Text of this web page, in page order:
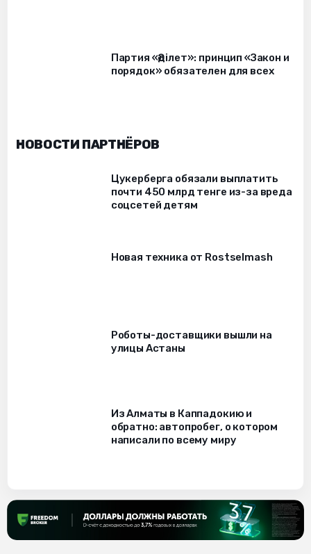
Партия «Әділет»: принцип «Закон и
порядок» обязателен для всех
НОВОСТИ ПАРТНЁРОВ
Цукерберга обязали выплатить
почти 450 млрд тенге из-за вреда
соцсетей детям
Новая техника от Rostselmash
Роботы-доставщики вышли на
улицы Астаны
Из Алматы в Каппадокию и
обратно: автопробег, о котором
написали по всему миру